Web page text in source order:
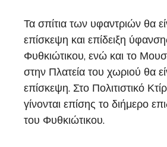
Τα σπίτια των υφαντριών θα
επίσκεψη και επίδειξη
Φυθκιώτικου, ενώ και το
στην Πλατεία του χωριού θα
επίσκεψη. Στο Πολιτιστικό
γίνονται επίσης το διήμερο
του Φυθκιώτικου.